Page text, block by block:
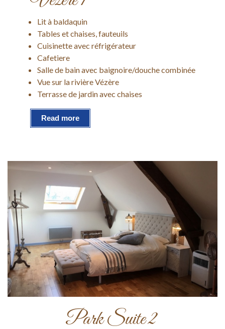
Lit à baldaquin
Tables et chaises, fauteuils
Cuisinette avec réfrigérateur
Cafetiere
Salle de bain avec baignoire/douche combinée
Vue sur la rivière Vézère
Terrasse de jardin avec chaises
Read more
Park Suite 2